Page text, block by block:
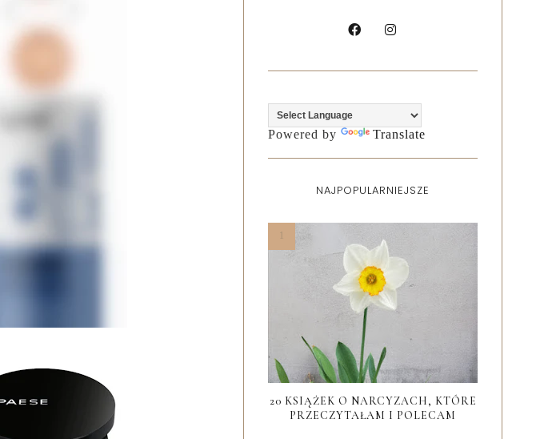
Powered by Translate
NAJPOPULARNIEJSZE
20 KSIĄŻEK O NARCYZACH, KTÓRE
PRZECZYTAŁAM I POLECAM